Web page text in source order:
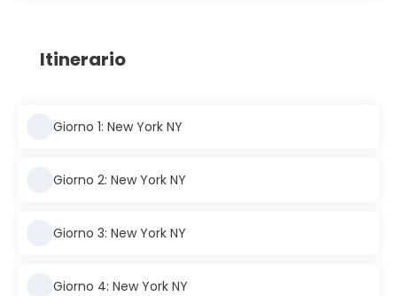
Itinerario
Giorno 1: New York NY
Giorno 2: New York NY
Giorno 3: New York NY
Giorno 4: New York NY